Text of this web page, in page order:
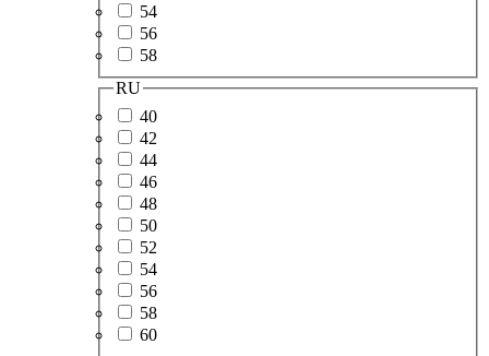
54
56
58
RU
40
42
44
46
48
50
52
54
56
58
60